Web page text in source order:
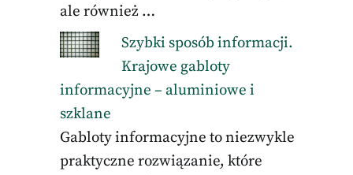
ale również …
Szybki sposób informacji.
Krajowe gabloty
informacyjne – aluminiowe i
szklane
Gabloty informacyjne to niezwykle
praktyczne rozwiązanie, które